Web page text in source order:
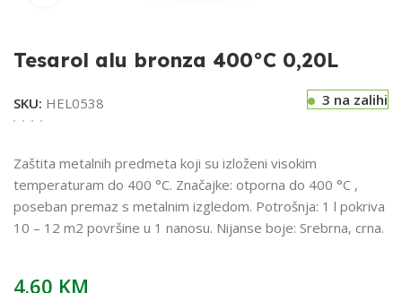
Tesarol alu bronza 400°C 0,20L
SKU: HEL0538 3 na zalihi
Zaštita metalnih predmeta koji su izloženi visokim
temperaturam do 400 °C. Značajke: otporna do 400 °C ,
poseban premaz s metalnim izgledom. Potrošnja: 1 l pokriva
10 – 12 m2 površine u 1 nanosu. Nijanse boje: Srebrna, crna.
4.60 KM